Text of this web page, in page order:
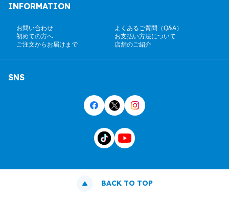
INFORMATION
お問い合わせ
よくあるご質問（Q&A）
初めての方へ
お支払い方法について
ご注文からお届けまで
店舗のご紹介
SNS
BACK TO TOP